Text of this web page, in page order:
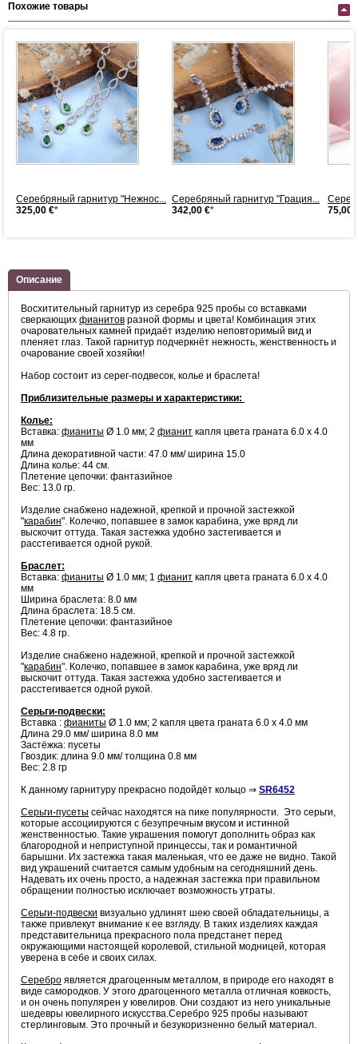
Похожие товары
Серебряный гарнитур "Нежнос...
325,00 €*
Серебряный гарнитур "Грация...
342,00 €*
75,00
Описание
Восхитительный гарнитур из серебра 925 пробы со вставками
сверкающих фианитов разной формы и цвета! Комбинация этих
очаровательных камней придаёт изделию неповторимый вид и
пленяет глаз. Такой гарнитур подчеркнёт нежность, женственность и
очарование своей хозяйки!
Набор состоит из серег-подвесок, колье и браслета!
Приблизительные размеры и характеристики:
Колье:
Вставка: фианиты Ø 1.0 мм; 2 фианит капля цвета граната 6.0 х 4.0
мм
Длина декоративной части: 47.0 мм/ ширина 15.0
Длина колье: 44 см.
Плетение цепочки: фантазийное
Вес: 13.0 гр.
Изделие снабжено надежной, крепкой и прочной застежкой
"карабин". Колечко, попавшее в замок карабина, уже вряд ли
выскочит оттуда. Такая застежка удобно застегивается и
расстегивается одной рукой.
Браслет:
Вставка: фианиты Ø 1.0 мм; 1 фианит капля цвета граната 6.0 х 4.0
мм
Ширина браслета: 8.0 мм
Длина браслета: 18.5 см.
Плетение цепочки: фантазийное
Вес: 4.8 гр.
Изделие снабжено надежной, крепкой и прочной застежкой
"карабин". Колечко, попавшее в замок карабина, уже вряд ли
выскочит оттуда. Такая застежка удобно застегивается и
расстегивается одной рукой.
Серьги-подвески:
Вставка : фианиты Ø 1.0 мм; 2 капля цвета граната 6.0 х 4.0 мм
Длина 29.0 мм/ ширина 8.0 мм
Застёжка: пусеты
Гвоздик: длина 9.0 мм/ толщина 0.8 мм
Вес: 2.8 гр
К данному гарнитуру прекрасно подойдёт кольцо ⇒ SR6452
Серьги-пусеты сейчас находятся на пике популярности. Это серьги,
которые ассоциируются с безупречным вкусом и истинной
женственностью. Такие украшения помогут дополнить образ как
благородной и неприступной принцессы, так и романтичной
барышни. Их застежка такая маленькая, что ее даже не видно. Такой
вид украшений считается самым удобным на сегодняшний день.
Надевать их очень просто, а надежная застежка при правильном
обращении полностью исключает возможность утраты.
Серьги-подвески визуально удлинят шею своей обладательницы, а
также привлекут внимание к ее взгляду. В таких изделиях каждая
представительница прекрасного пола предстанет перед
окружающими настоящей королевой, стильной модницей, которая
уверена в себе и своих силах.
Серебро является драгоценным металлом, в природе его находят в
виде самородков. У этого драгоценного металла отличная ковкость,
и он очень популярен у ювелиров. Они создают из него уникальные
шедевры ювелирного искусства.Серебро 925 пробы называют
стерлинговым. Это прочный и безукоризненно белый материал.